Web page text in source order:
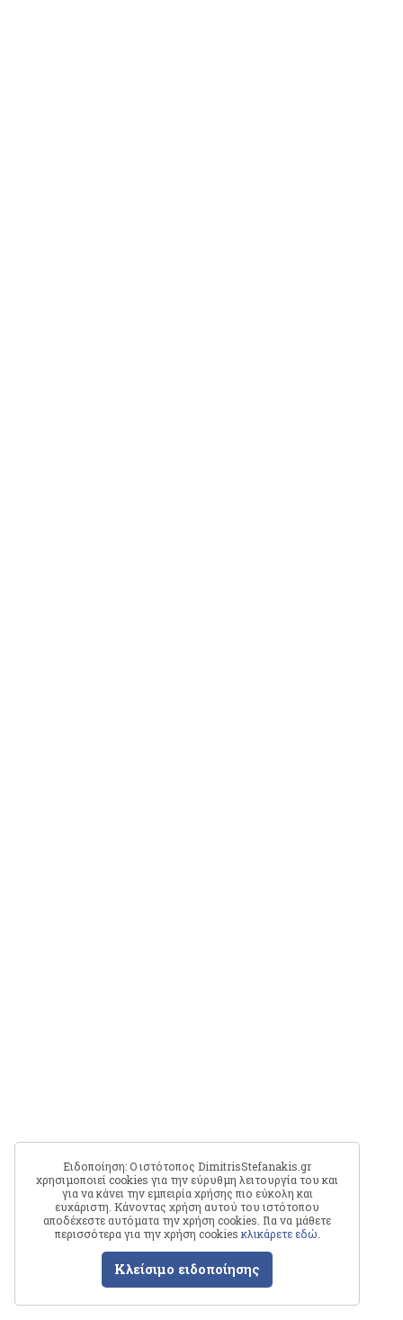
Ειδοποίηση: Ο ιστότοπος DimitrisStefanakis.gr
χρησιμοποιεί cookies για την εύρυθμη λειτουργία του και
για να κάνει την εμπειρία χρήσης πιο εύκολη και
ευχάριστη. Κάνοντας χρήση αυτού του ιστότοπου
αποδέχεστε αυτόματα την χρήση cookies. Για να μάθετε
περισσότερα για την χρήση cookies κλικάρετε εδώ.
Κλείσιμο ειδοποίησης